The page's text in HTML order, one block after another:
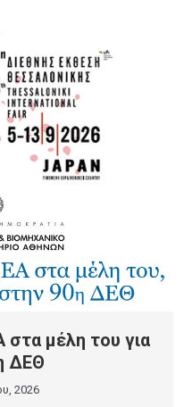
μέλη του για
ΔΕΘ
2026